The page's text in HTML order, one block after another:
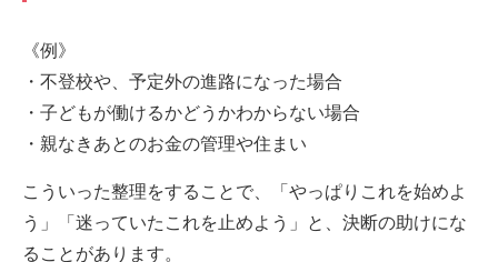
《例》
・不登校や、予定外の進路になった場合
・子どもが働けるかどうかわからない場合
・親なきあとのお金の管理や住まい
こういった整理をすることで、「やっぱりこれを始めよ
う」「迷っていたこれを止めよう」と、決断の助けにな
ることがあります。